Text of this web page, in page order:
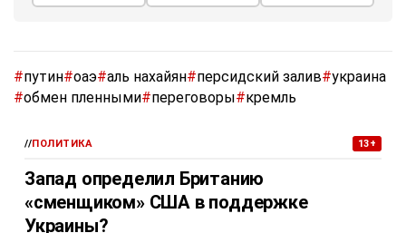
#путин#оаэ#аль нахайян#персидский залив#украина
#обмен пленными#переговоры#кремль
//ПОЛИТИКА 13+
Запад определил Британию
«сменщиком» США в поддержке
Украины?